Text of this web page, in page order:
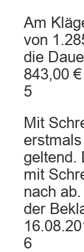
Am
von
die
843,00
5
Mit
geltend.
mit
nach
der
6